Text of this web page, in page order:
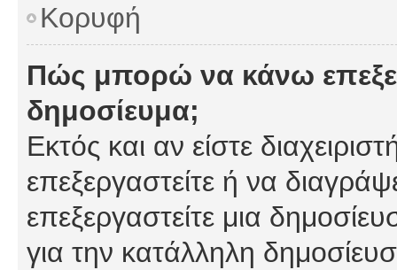
Κορυφή
Πώς μπορώ να κάνω
δημοσίευμα;
Εκτός και αν είστε
επεξεργαστείτε ή να
επεξεργαστείτε μια
για την κατάλληλη